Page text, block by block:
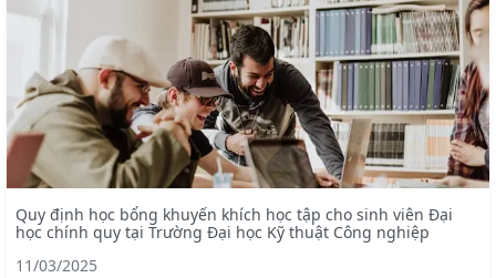
Quy định học bổng khuyến khích học tập cho sinh viên Đại
học chính quy tại Trường Đại học Kỹ thuật Công nghiệp
11/03/2025